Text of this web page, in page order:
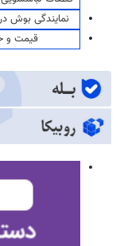
نمایندگی بوش
قیمت و